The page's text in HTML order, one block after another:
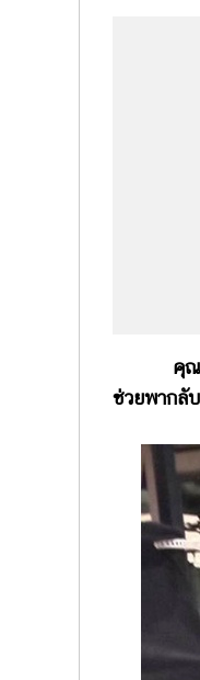
คุณยายวั
ช่วยพากลั